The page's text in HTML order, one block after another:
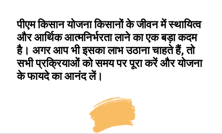
पीएम किसान योजना किसानों के जीवन में स्थायित्व
और आर्थिक आत्मनिर्भरता लाने का एक बड़ा कदम
है। अगर आप भी इसका लाभ उठाना चाहते हैं, तो
सभी प्रक्रियाओं को समय पर पूरा करें और योजना
के फायदे का आनंद लें।